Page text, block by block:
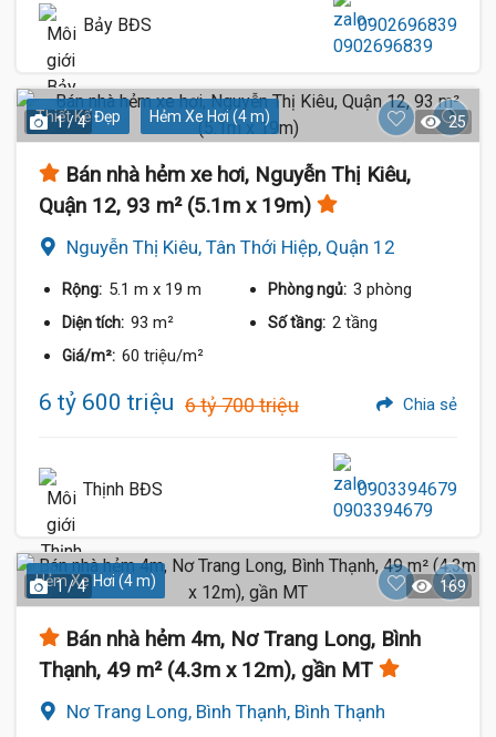
Bảy BĐS 0902696839
Thiết Kế Đẹp Hẻm Xe Hơi (4 m)
1 / 4 25
Bán nhà hẻm xe hơi, Nguyễn Thị Kiêu,
Quận 12, 93 m² (5.1m x 19m)
Nguyễn Thị Kiêu, Tân Thới Hiệp, Quận 12
Rộng: 5.1 m x 19 m Phòng ngủ: 3 phòng
Diện tích: 93 m² Số tầng: 2 tầng
Giá/m²: 60 triệu/m²
6 tỷ 600 triệu 6 tỷ 700 triệu Chia sẻ
Thịnh BĐS 0903394679
Hẻm Xe Hơi (4 m)
1 / 4 169
Bán nhà hẻm 4m, Nơ Trang Long, Bình
Thạnh, 49 m² (4.3m x 12m), gần MT
Nơ Trang Long, Bình Thạnh, Bình Thạnh